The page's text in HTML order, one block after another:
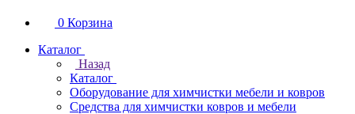
0 Корзина
Каталог
Назад
Каталог
Оборудование для химчистки мебели и ковров
Средства для химчистки ковров и мебели